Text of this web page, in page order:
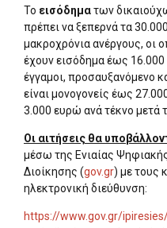
Το εισόδηματων
πρέπει να ξεπερνά τα
μακροχρόνια ανέργους, οι
έχουν εισόδημα έως
έγγαμοι, προσαυξανόμενο
είναι μονογονείς έως
3.000 ευρώ ανά τέκνο μετά
Οι αιτήσεις θα
μέσω της Ενιαίας
Διοίκησης (gov.gr) με τους
ηλεκτρονική διεύθυνση:
https://www.gov.gr/